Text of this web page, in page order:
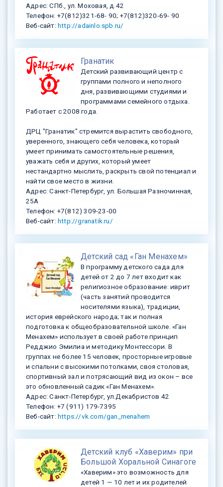
Адрес: СПб., ул. Моховая, д.42
Телефон: +7(812)321-68- 90; +7(812)320-69- 90
Веб-сайт: http://adainlo.spb.ru/
Гранатик
Детский развивающий центр с
группами полного и неполного
дня, развивающими студиями и
программами семейного отдыха.
Работает с 2008 года.
ДРЦ "Гранатик" стремится вырастить свободного,
уверенного, знающего себя человека, который
умеет принимать самостоятельные решения,
уважать себя и других, который умеет
нестандартно мыслить, раскрыть свой потенциал и
найти свое место в жизни.
Адрес: Санкт-Петербург, ул. Большая Разночинная,
25А
Телефон: +7(812) 309-23-00
Веб-сайт: http://granatik.ru/
Детский сад «Ган Менахем»
В программу детского сада для
детей от 2 до 7 лет входит как
религиозное образование: иврит
(часть занятий проводится
носителями языка), традиции,
история еврейского народа; так и полная
подготовка к общеобразовательной школе. «Ган
Менахем» использует в своей работе принцип
Редджио Эмилиа и методику Монтессори. В
группах не более 15 человек, просторные игровые
и спальни с высокими потолками, своя столовая,
спортивный зал и потрясающий вид из окон – все
это обновленный садик «Ган Менахем».
Адрес: Санкт-Петербург, ул.Декабристов 42
Телефон: +7 (911) 179-7395
Веб-сайт: https://vk.com/gan_menahem
Детский клуб «Хаверим» при
Большой Хоральной Синагоге
«Хаверим» это возможность для
детей 1 — 10 лет и их родителей